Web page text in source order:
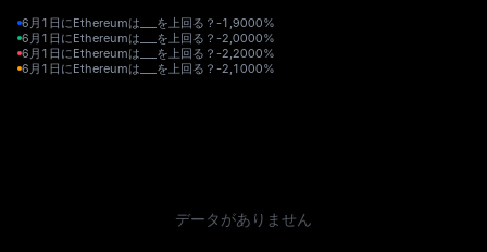
6月1日にEthereumは___を上回る？-1,9000%
6月1日にEthereumは___を上回る？-2,0000%
6月1日にEthereumは___を上回る？-2,2000%
6月1日にEthereumは___を上回る？-2,1000%
データがありません